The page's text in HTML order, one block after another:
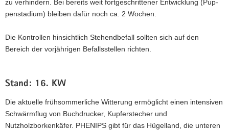
zu verhindern. Bei bereits weit fortgeschrittener Entwicklung (Pup­
penstadium) bleiben dafür noch ca. 2 Wochen.
Die Kontrollen hinsichtlich Stehendbefall sollten sich auf den
Bereich der vorjährigen Be­fallsstellen richten.
Stand: 16. KW
Die aktuelle frühsommerliche Witterung ermöglicht einen intensiven
Schwärmflug von Buchdrucker, Kupferstecher und
Nutzholzborkenkäfer. PHENIPS gibt für das Hügelland, die unteren